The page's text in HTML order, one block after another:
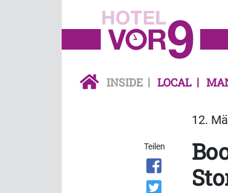
INSIDE LOCAL
12.
Teilen